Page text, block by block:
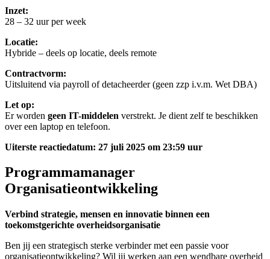
Inzet:
28 – 32 uur per week
Locatie:
Hybride – deels op locatie, deels remote
Contractvorm:
Uitsluitend via payroll of detacheerder (geen zzp i.v.m. Wet DBA)
Let op:
Er worden geen IT-middelen verstrekt. Je dient zelf te beschikken
over een laptop en telefoon.
Uiterste reactiedatum: 27 juli 2025 om 23:59 uur
Programmamanager
Organisatieontwikkeling
Verbind strategie, mensen en innovatie binnen een
toekomstgerichte overheidsorganisatie
Ben jij een strategisch sterke verbinder met een passie voor
organisatieontwikkeling? Wil jij werken aan een wendbare overheid